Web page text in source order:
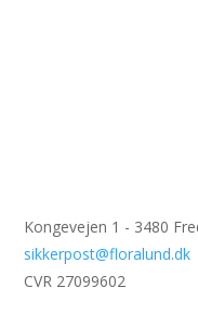
Kongevejen 1 - 3480
sikkerpost@floralund.dk
CVR 27099602